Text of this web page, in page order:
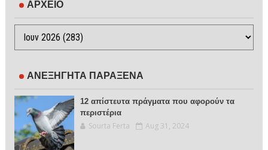
ΑΡΧΕΙΟ
ΑΝΕΞΗΓΗΤΑ ΠΑΡΑΞΕΝΑ
12 απίστευτα πράγματα που αφορούν τα
περιστέρια
Sourta Ferta Aug 31, 2024